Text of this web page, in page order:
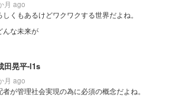
月 ago
しくもあるけどワクワクする世界だよね。
んな未来が
田晃平-l1s
月 ago
者が管理社会実現の為に必須の概念だよね。